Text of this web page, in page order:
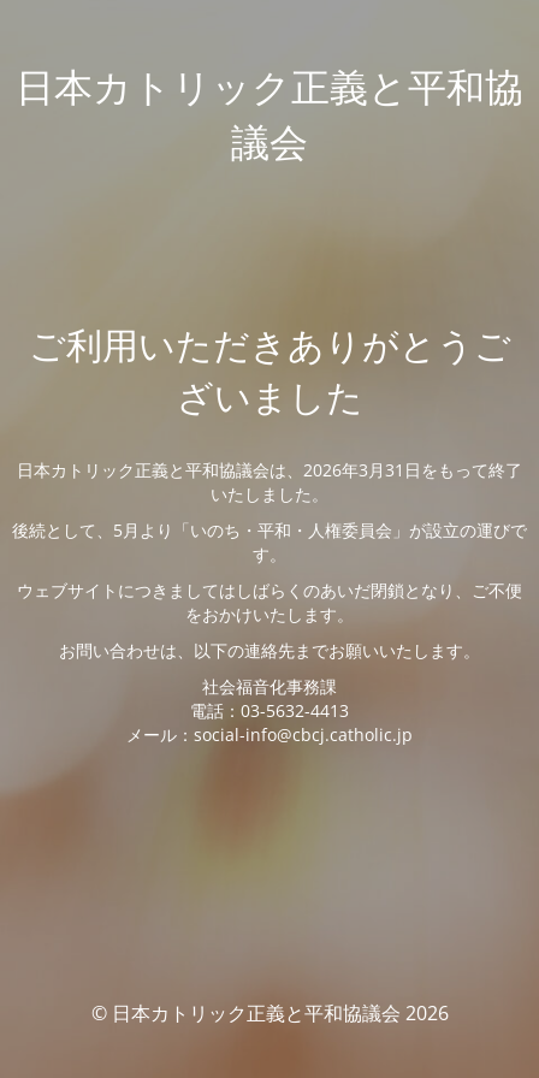
日本カトリック正義と平和協
議会
ご利用いただきありがとうご
ざいました
日本カトリック正義と平和協議会は、2026年3月31日をもって終了
いたしました。
後続として、5月より「いのち・平和・人権委員会」が設立の運びで
す。
ウェブサイトにつきましてはしばらくのあいだ閉鎖となり、ご不便
をおかけいたします。
お問い合わせは、以下の連絡先までお願いいたします。
社会福音化事務課
電話：03-5632-4413
メール：social-info@cbcj.catholic.jp
© 日本カトリック正義と平和協議会 2026